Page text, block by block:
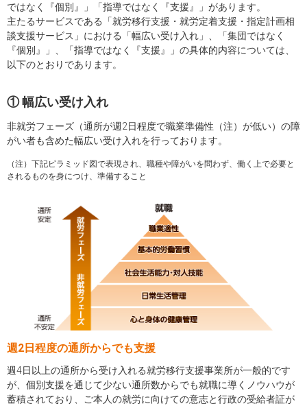
ではなく『個別』」「指導ではなく『支援』」があります。
主たるサービスである「就労移行支援・就労定着支援・指定計画相
談支援サービス」における「幅広い受け入れ」、「集団ではなく
『個別』」、「指導ではなく『支援』」の具体的内容については、
以下のとおりであります。
① 幅広い受け入れ
非就労フェーズ（通所が週2日程度で職業準備性（注）が低い）の障
がい者も含めた幅広い受け入れを行っております。
（注）下記ピラミッド図で表現され、職種や障がいを問わず、働く上で必要と
されるものを身につけ、準備すること
週2日程度の通所からでも支援
週4日以上の通所から受け入れる就労移行支援事業所が一般的です
が、個別支援を通じて少ない通所数からでも就職に導くノウハウが
蓄積されており、ご本人の就労に向けての意志と行政の受給者証が